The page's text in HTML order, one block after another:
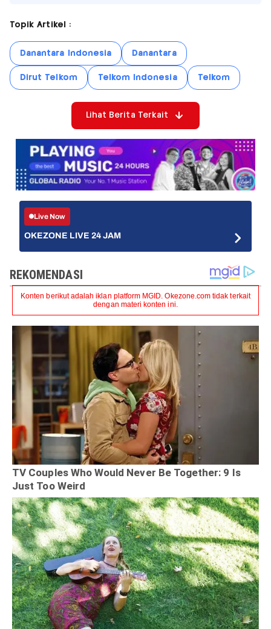
Topik Artikel :
Danantara Indonesia Danantara
Dirut Telkom Telkom Indonesia Telkom
Lihat Berita Terkait
Live Now
OKEZONE LIVE 24 JAM